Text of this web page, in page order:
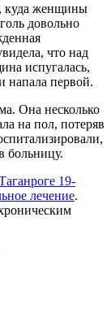
куда женщины
довольно
что над
испугалась,
напала первой.
Она несколько
на пол, потеряв
больницу.
19-
лечение.